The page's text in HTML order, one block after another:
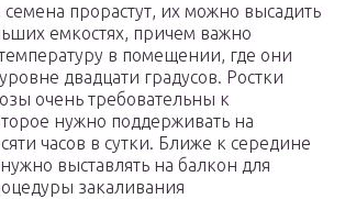
семена прорастут, их можно высадить
емкостях, причем важно
в помещении, где они
двадцати градусов. Ростки
очень требовательны к
нужно поддерживать на
часов в сутки. Ближе к середине
выставлять на балкон для
закаливания